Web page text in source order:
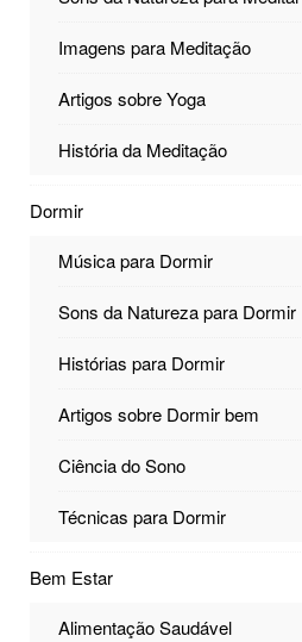
Imagens para Meditação
Artigos sobre Yoga
História da Meditação
Dormir
Música para Dormir
Sons da Natureza para Dormir
Histórias para Dormir
Artigos sobre Dormir bem
Ciência do Sono
Técnicas para Dormir
Bem Estar
Alimentação Saudável